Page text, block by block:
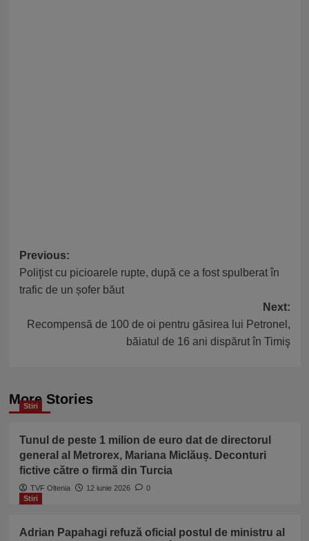
Post
navigation
Previous:
Poliţist cu picioarele rupte, după ce a fost spulberat în
trafic de un șofer băut
Next:
Recompensă de 100 de oi pentru găsirea lui Petronel,
băiatul de 16 ani dispărut în Timiş
More Stories
Stiri
Tunul de peste 1 milion de euro dat de directorul
general al Metrorex, Mariana Miclăuș. Deconturi
fictive către o firmă din Turcia
TVF Oltenia 12 iunie 2026
0
Stiri
Adrian Papahagi refuză oficial postul de ministru al